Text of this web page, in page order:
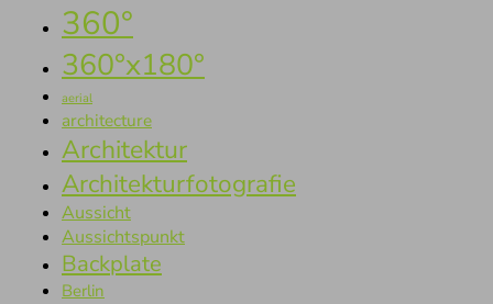
360°
360°x180°
aerial
architecture
Architektur
Architekturfotografie
Aussicht
Aussichtspunkt
Backplate
Berlin